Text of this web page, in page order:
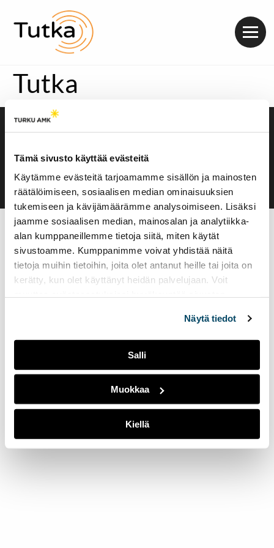
Tämä sivusto käyttää evästeitä
Käytämme evästeitä tarjoamamme sisällön ja mainosten
räätälöimiseen, sosiaalisen median ominaisuuksien
tukemiseen ja kävijämäärämme analysoimiseen. Lisäksi
jaamme sosiaalisen median, mainosalan ja analytiikka-
alan kumppaneillemme tietoja siitä, miten käytät
sivustoamme. Kumppanimme voivat yhdistää näitä
tietoja muihin tietoihin, joita olet antanut heille tai joita on
kerätty, kun olet käyttänyt heidän palvelujaan. Voit
Näytä tiedot
Salli
Muokkaa
Kiellä
Tutka
Saavutettavuusseloste